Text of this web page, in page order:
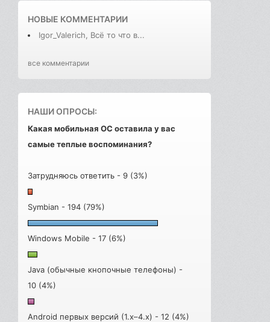
НОВЫЕ КОММЕНТАРИИ
Igor_Valerich, Всё то что в...
все комментарии
НАШИ ОПРОСЫ:
Какая мобильная ОС оставила у вас
самые теплые воспоминания?
Затрудняюсь ответить - 9 (3%)
Symbian - 194 (79%)
Windows Mobile - 17 (6%)
Java (обычные кнопочные телефоны) -
10 (4%)
Android первых версий (1.x–4.x) - 12 (4%)